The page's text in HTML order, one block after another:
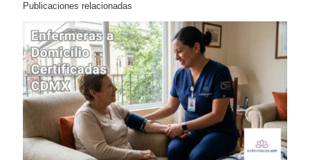
Publicaciones relacionadas